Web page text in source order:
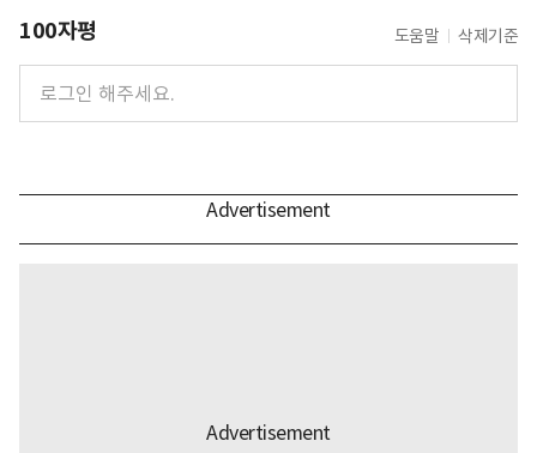
100자평 도움말 삭제기준